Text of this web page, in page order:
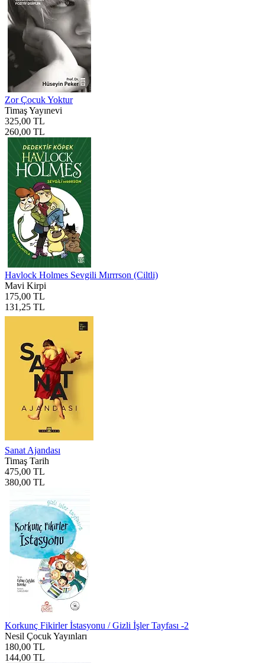
Zor Çocuk Yoktur
Timaş Yayınevi
325,00 TL
260,00 TL
Havlock Holmes Sevgili Mırrrson (Ciltli)
Mavi Kirpi
175,00 TL
131,25 TL
Sanat Ajandası
Timaş Tarih
475,00 TL
380,00 TL
Korkunç Fikirler İstasyonu / Gizli İşler Tayfası -2
Nesil Çocuk Yayınları
180,00 TL
144,00 TL